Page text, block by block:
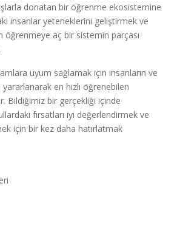
donatan bir öğrenme ekosistemine
insanlar yeteneklerini geliştirmek ve
öğrenmeye aç bir sistemin parçası
uyum sağlamak için insanların ve
en hızlı öğrenebilen
Bildiğimiz bir gerçekliği içinde
fırsatları iyi değerlendirmek ve
için bir kez daha hatırlatmak